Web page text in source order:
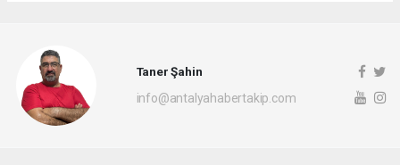
Taner Şahin
info@antalyahabertakip.com